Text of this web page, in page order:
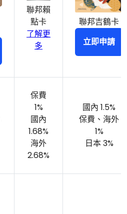
聯邦賴
點卡
了解更
多
聯邦吉鶴卡
立即申請
保費
1%
國內
1.68%
海外
2.68%
國內 1.5%
保費、海外
1%
日本 3%